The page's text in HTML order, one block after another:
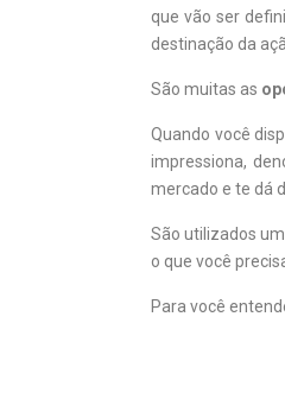
que vão ser
destinação da
São muitas as
Quando você
impressiona,
mercado e te dá
São utilizados
o que você
Para você